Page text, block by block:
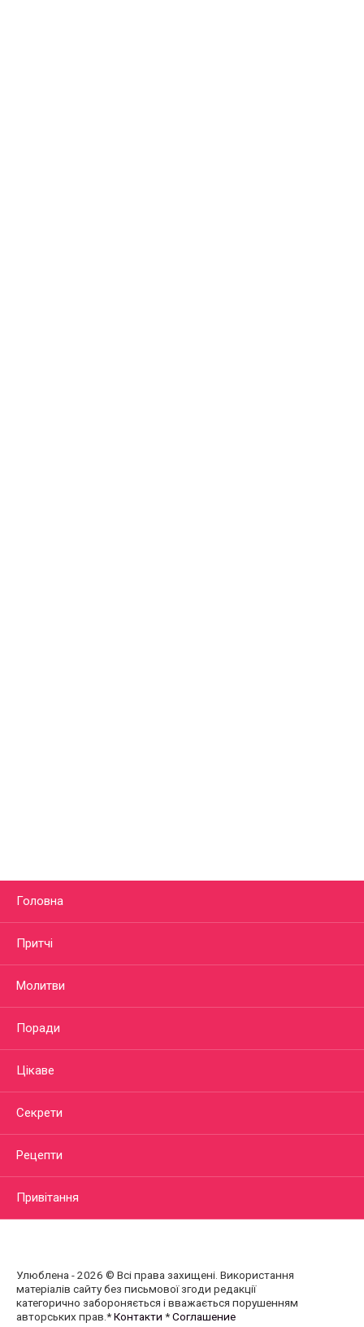
Головна
Притчі
Молитви
Поради
Цікаве
Секрети
Рецепти
Привітання
Улюблена - 2026 © Всі права захищені. Використання
матеріалів сайту без письмової згоди редакції
категорично забороняється і вважається порушенням
авторських прав.*Контакти *Соглашение